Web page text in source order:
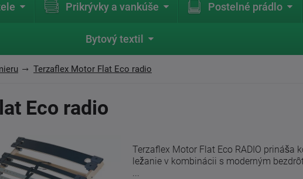
Prikrývky a vankúše Postelné prádlo
Bytový textil
Terzaflex Motor Flat Eco radio
Eco radio
Terzaflex Motor Flat Eco RADIO prináša
ležanie v kombinácii s moderným
...